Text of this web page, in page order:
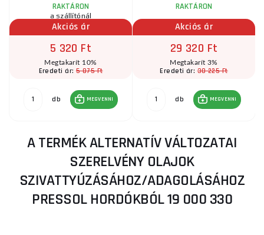
RAKTÁRON
a szállítónál
Akciós ár
5 320 Ft
Megtakarít 10%
Eredeti ár:5 875 Ft
db MEGVENNI
RAKTÁRON
Akciós ár
29 320 Ft
Megtakarít 3%
Eredeti ár:30 225 Ft
db MEGVENNI
A TERMÉK ALTERNATÍV VÁLTOZATAI
SZERELVÉNY OLAJOK
SZIVATTYÚZÁSÁHOZ/ADAGOLÁSÁHOZ
PRESSOL HORDÓKBÓL 19 000 330